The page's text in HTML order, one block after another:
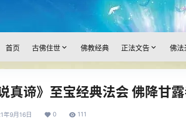
首页 古佛住世 佛教经典 正法文告 佛法
真谛》至宝经典法会 佛降甘
年9月16日 0 111